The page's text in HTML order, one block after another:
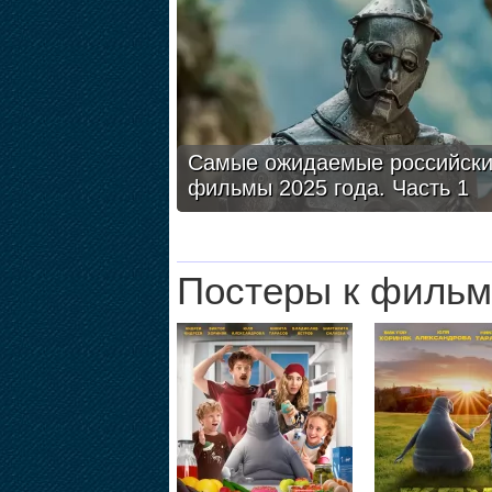
Самые ожидаемые
фильмы 2025 года. Часть 1
Постеры к